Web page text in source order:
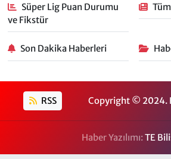
Süper Lig Puan Durumu
ve Fikstür
Son Dakika Haberleri
RSS Copyright © 2024.
Haber Yazılımı:TE